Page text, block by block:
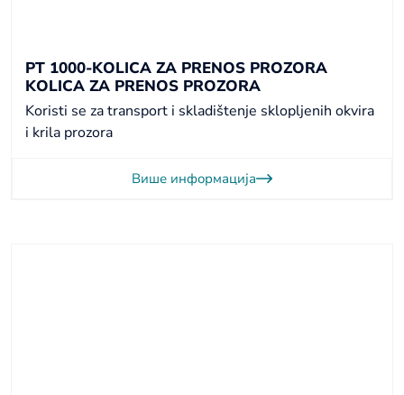
PT 1000-KOLICA ZA PRENOS PROZORA
KOLICA ZA PRENOS PROZORA
Koristi se za transport i skladištenje sklopljenih okvira
i krila prozora
Више информација